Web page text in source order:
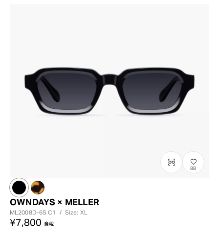
88
OWNDAYS × MELLER
ML2008D-6SC1 / Size: XL
¥7,800 含稅